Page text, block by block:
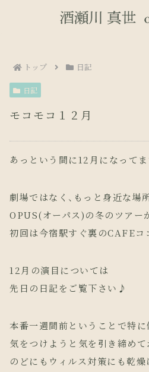
トップ 日記
日記
モコモコ１２月
あっという間に12月になってま
劇場ではなく、もっと身近な場
OPUS(オーパス)の冬のツアー
初回は今宿駅すぐ裏のCAFEコ
12月の演目については
先日の日記をご覧下さい♪
本番一週間前ということで特に
気をつけようと気を引き締めて
のどにもウィルス対策にも乾